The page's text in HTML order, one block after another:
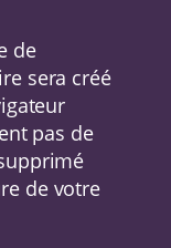
de
sera créé
pas de
de votre